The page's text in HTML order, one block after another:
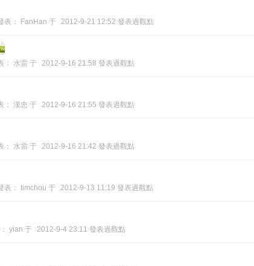
表： FanHan 于 2012-9-21 12:52 發表過觀點
： 水雷 于 2012-9-16 21:58 發表過觀點
： 漢忠 于 2012-9-16 21:55 發表過觀點
： 水雷 于 2012-9-16 21:42 發表過觀點
表： timchou 于 2012-9-13 11:19 發表過觀點
yian 于 2012-9-4 23:11 發表過觀點